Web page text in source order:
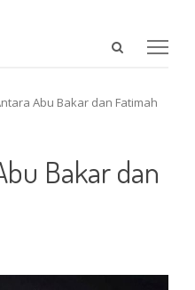
Open
Abu Bakar dan Fatimah
Bakar dan